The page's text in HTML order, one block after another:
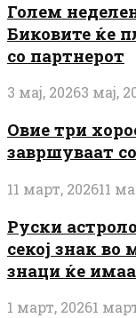
Голем
Биковите ќе
со партнерот
3 мај, 20263 мај,
Овие три
завршуваат
11 март, 202611
Руски
секој знак во
знаци ќе
1 март, 20261